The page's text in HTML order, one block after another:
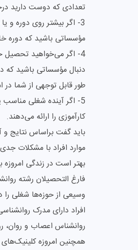
تعدادی که دوست دارید
3- اگر بیشتر روی دوره
مؤسساتی باشید که دوره
4- اگر می‌خواهید تحصیل
دنبال مؤسساتی باشید که
طور قابل توجهی از شما
5- اگر آینده شغلی
کارآموزی را ارائه می‌دهند.
باید گفت براساس نتایج و
موارد افراد با مشکلات
بهتر است در زندگی امروزه
فارغ التحصیلان رشته
وسیعی از حوزه‌ها شغلی
افراد دارای مدرک
روانشناس اعصاب و روان،
همچنین امروزه‌